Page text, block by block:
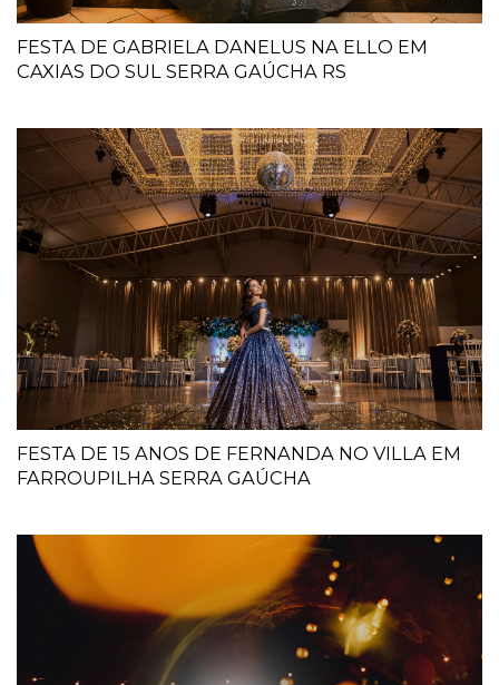
FESTA DE GABRIELA DANELUS NA ELLO EM
CAXIAS DO SUL SERRA GAÚCHA RS
FESTA DE 15 ANOS DE FERNANDA NO VILLA EM
FARROUPILHA SERRA GAÚCHA